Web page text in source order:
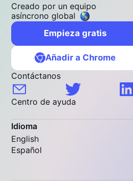
Creado por un equipo
asíncrono global
Empieza gratis
Añadir a Chrome
Contáctanos
Centro de ayuda
Idioma
English
Español